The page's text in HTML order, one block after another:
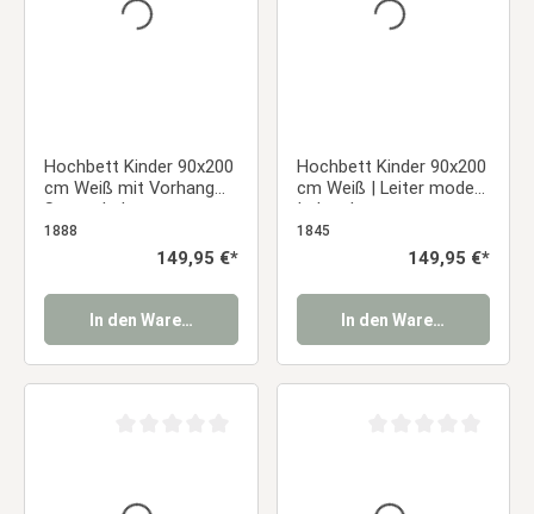
Hochbett Kinder 90x200
cm Weiß mit Vorhang
Sterne | ohne
Lattenrost
1888
Regulärer Preis:
149,95 €*
In den Warenkorb
Hochbett Kinder 90x200
cm Weiß | Leiter modern
| ohne Lattenrost
1845
Regulärer Preis:
149,95 €*
In den Warenkorb